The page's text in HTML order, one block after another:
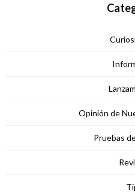
Opinión de
Pruebas